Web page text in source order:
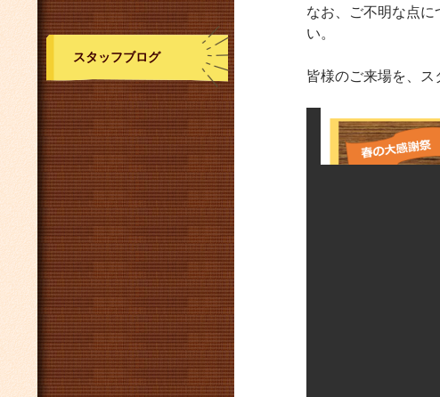
なお、ご不明な点
い。
皆様のご来場を、ス
スタッフブログ